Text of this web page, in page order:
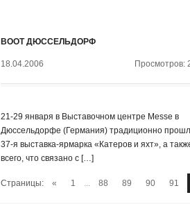
BOOT ДЮССЕЛЬДОРФ
18.04.2006 Просмотров:
21-29 января в Выставочном центре Messe в
Дюссельдорфе (Германия) традиционно
37-я выставка-ярмарка «Катеров и яхт», а
всего, что связано с […]
Страницы: « 1 ... 88 89 90 91